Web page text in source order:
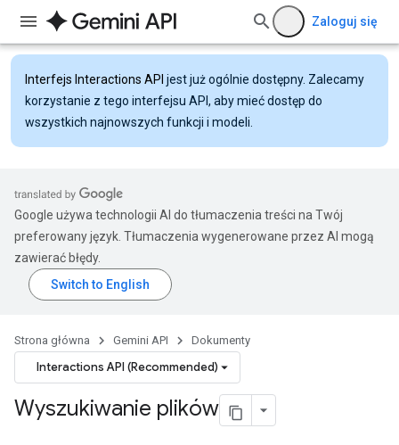
Zaloguj się
Interfejs Interactions API jest już ogólnie dostępny. Zalecamy
korzystanie z tego interfejsu API, aby mieć dostęp do
wszystkich najnowszych funkcji i modeli.
Google używa technologii AI do tłumaczenia treści na Twój
preferowany język. Tłumaczenia wygenerowane przez AI mogą
zawierać błędy.
Strona główna Gemini API Dokumenty
Interactions API (Recommended)
Wyszukiwanie plików